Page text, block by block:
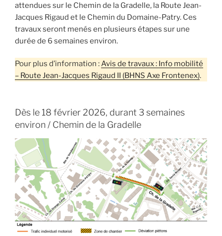
attendues sur le Chemin de la Gradelle, la Route Jean-
Jacques Rigaud et le Chemin du Domaine-Patry. Ces
travaux seront menés en plusieurs étapes sur une
durée de 6 semaines environ.
Pour plus d’information :Avis de travaux : Info mobilité
– Route Jean-Jacques Rigaud II (BHNS Axe Frontenex).
Dès le 18 février 2026, durant 3 semaines
environ / Chemin de la Gradelle